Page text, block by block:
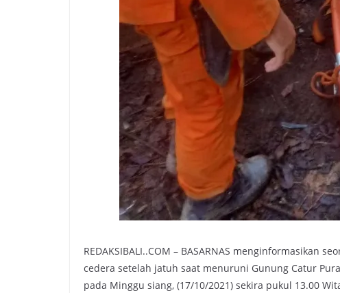
REDAKSIBALI..COM – BASARNAS menginformasikan
cedera setelah jatuh saat menuruni Gunung Catur
pada Minggu siang, (17/10/2021) sekira pukul 13.00